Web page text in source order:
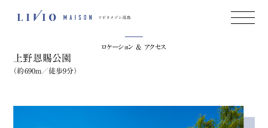
Location & Access
ロケーション & アクセス
上野恩賜公園
（約690m／徒歩9分）